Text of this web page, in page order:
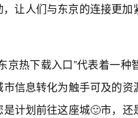
让人们与东京的连接更
京热下载入口”代表着一
信息转化为触手可及的
计划前往这座城🙂市，还